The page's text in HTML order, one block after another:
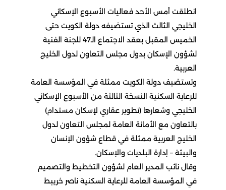
انطلقت أمس الأحد فعاليات الأسبوع الإسكاني
الخليجي الثالث الذي تستضيفه دولة الكويت حتى
الخميس المقبل بعقد الاجتماع الـ47 للجنة الفنية
لشؤون الإسكان بدول مجلس التعاون لدول الخليج
العربية.
وتستضيف دولة الكويت ممثلة في المؤسسة العامة
للرعاية السكنية النسخة الثالثة من الأسبوع الإسكاني
الخليجي وشعارها (تطوير عقاري لإسكان مستدام)
بالتعاون مع الأمانة العامة لمجلس التعاون لدول
الخليج العربية ممثلة في قطاع شؤون الإنسان
والبيئة – إدارة البلديات والإسكان.
وقال نائب المدير العام لشؤون التخطيط والتصميم
في المؤسسة العامة للرعاية السكنية ناصر خريبط